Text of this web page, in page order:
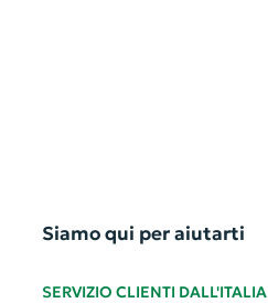
Siamo qui per aiutarti
SERVIZIO CLIENTI DALL'ITALIA